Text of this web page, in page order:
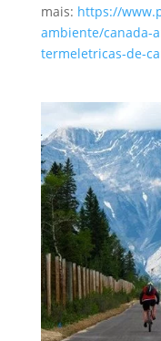
mais: https://
ambiente/canada-
termeletricas-de-